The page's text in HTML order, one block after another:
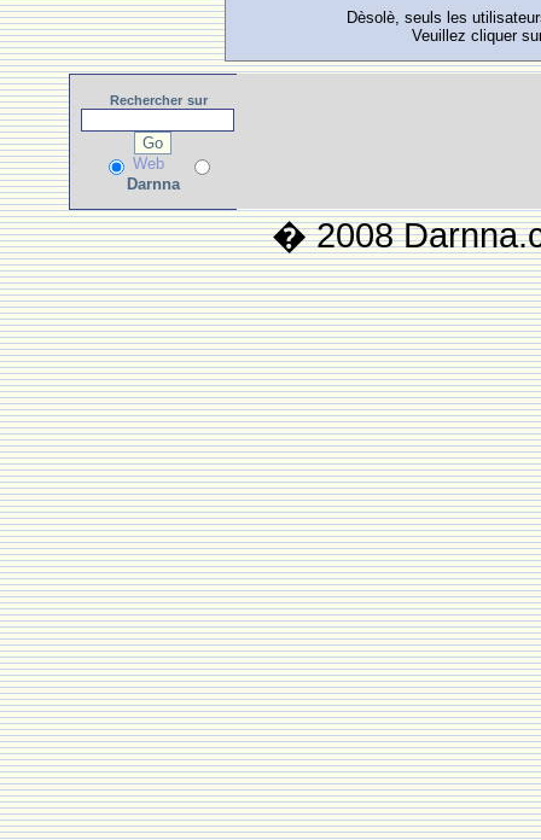
Dèsolè, seuls les
Veuillez cliquer
Rechercher sur
Web
Darnna
� 2008